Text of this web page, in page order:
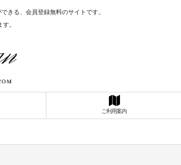
きる、会員登録無料のサイトです。
。
ご利用案内